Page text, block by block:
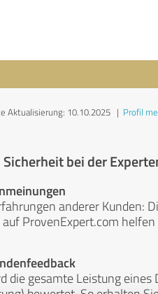
Aktualisierung: 10.10.2025 | Profil
bei der
anderer Kunden:
ProvenExpert.com
die gesamte Leistung